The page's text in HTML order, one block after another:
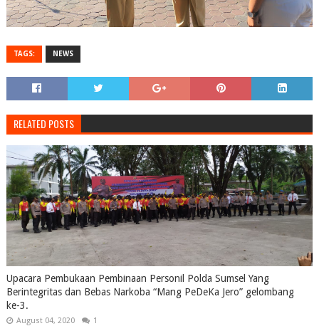
TAGS: NEWS
RELATED POSTS
Upacara Pembukaan Pembinaan Personil Polda Sumsel Yang
Berintegritas dan Bebas Narkoba “Mang PeDeKa Jero” gelombang
ke-3.
August 04, 2020 1